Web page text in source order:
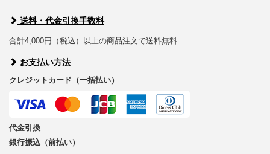
送料・代金引換手数料
合計4,000円（税込）以上の商品注文で送料無料
お支払い方法
クレジットカード（一括払い）
代金引換
銀行振込（前払い）